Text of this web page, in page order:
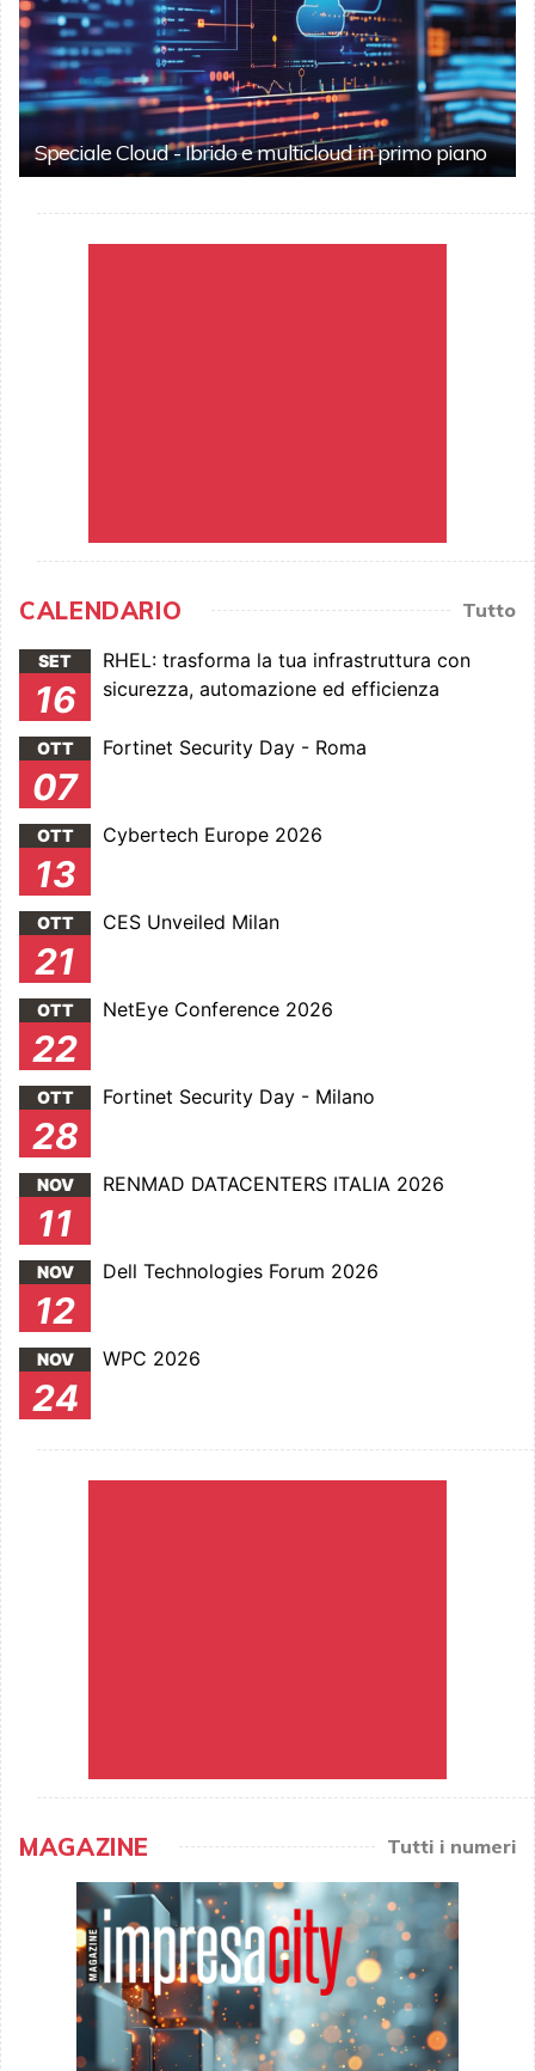
Speciale Cloud - Ibrido e multicloud in primo piano
CALENDARIO Tutto
SET
16
RHEL: trasforma la tua infrastruttura con
sicurezza, automazione ed efficienza
OTT
07
Fortinet Security Day - Roma
OTT
13
Cybertech Europe 2026
OTT
21
CES Unveiled Milan
OTT
22
NetEye Conference 2026
OTT
28
Fortinet Security Day - Milano
NOV
11
RENMAD DATACENTERS ITALIA 2026
NOV
12
Dell Technologies Forum 2026
NOV
24
WPC 2026
MAGAZINE Tutti i numeri